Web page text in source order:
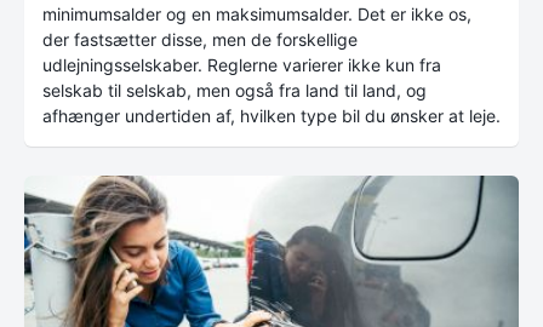
minimumsalder og en maksimumsalder. Det er ikke os,
der fastsætter disse, men de forskellige
udlejningsselskaber. Reglerne varierer ikke kun fra
selskab til selskab, men også fra land til land, og
afhænger undertiden af, hvilken type bil du ønsker at leje.